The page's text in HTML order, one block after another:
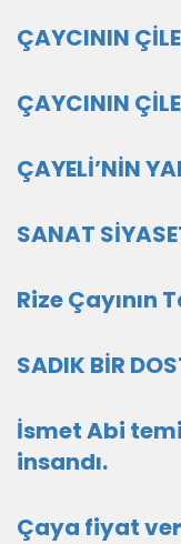
ÇAYCININ
ÇAYCININ
ÇAYELİ’NİN
SANAT
Rize Çayının
SADIK BİR
İsmet Abi
insandı.
Çaya fiyat